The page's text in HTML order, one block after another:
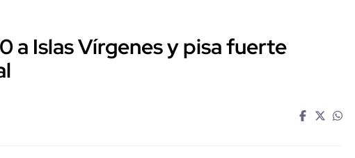
a Islas Vírgenes y pisa fuerte